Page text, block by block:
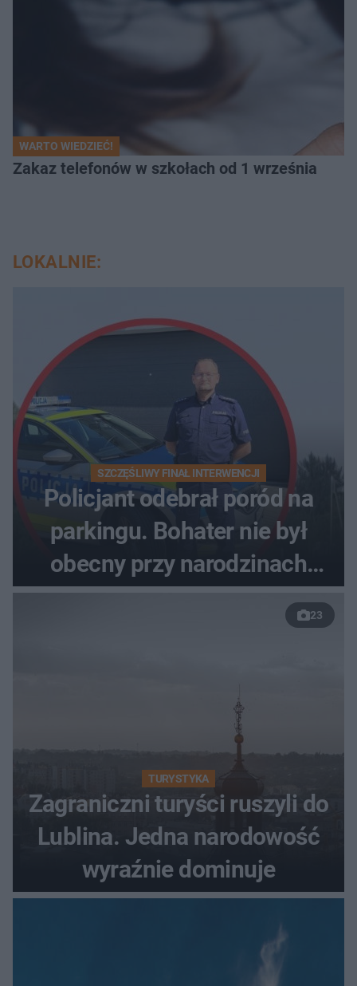
WARTO WIEDZIEĆ!
Zakaz telefonów w szkołach od 1 września
LOKALNIE:
SZCZĘŚLIWY FINAŁ INTERWENCJI
Policjant odebrał poród na
parkingu. Bohater nie był
obecny przy narodzinach
własnych dzieci
23
TURYSTYKA
Zagraniczni turyści ruszyli do
Lublina. Jedna narodowość
wyraźnie dominuje